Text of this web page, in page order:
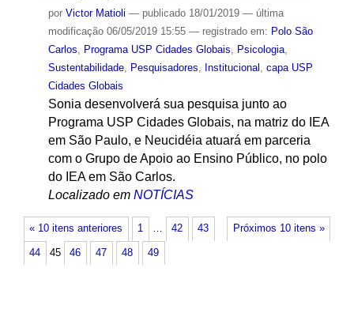
por Victor Matioli — publicado18/01/2019 — última
modificação06/05/2019 15:55 — registrado em: Polo São
Carlos, Programa USP Cidades Globais, Psicologia,
Sustentabilidade, Pesquisadores, Institucional , capa USP
Cidades Globais
Sonia desenvolverá sua pesquisa junto ao
Programa USP Cidades Globais, na matriz do IEA
em São Paulo, e Neucidéia atuará em parceria
com o Grupo de Apoio ao Ensino Público, no polo
do IEA em São Carlos.
Localizado em NOTÍCIAS
« 10 itens anteriores Próximos 10 itens »
1 … 42 43
44 45 46 47 48 49